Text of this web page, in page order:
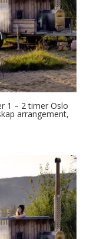
1 – 2 timer Oslo
arrangement,